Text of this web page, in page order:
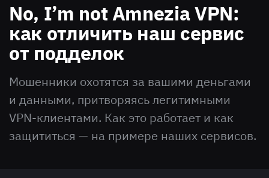
No, I’m not Amnezia VPN:
как отличить наш сервис
от подделок
Мошенники охотятся за вашими деньгами
и данными, притворяясь легитимными
VPN-клиентами. Как это работает и как
защититься — на примере наших сервисов.